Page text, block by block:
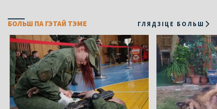
БОЛЬШ ПА ГЭТАЙ ТЭМЕ ГЛЯДЗІЦЕ БОЛЬШ